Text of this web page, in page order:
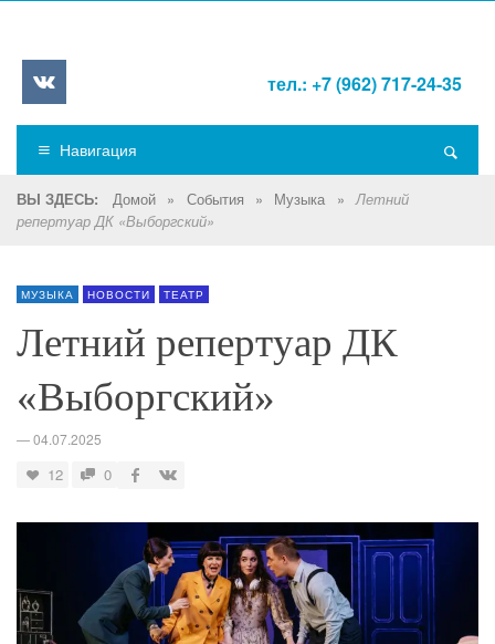
тел.: +7 (962) 717-24-35
Навигация
ВЫ ЗДЕСЬ: Домой » События » Музыка »
Летний
репертуар ДК «Выборгский»
МУЗЫКА НОВОСТИ ТЕАТР
Летний репертуар ДК
«Выборгский»
—04.07.2025
12 0